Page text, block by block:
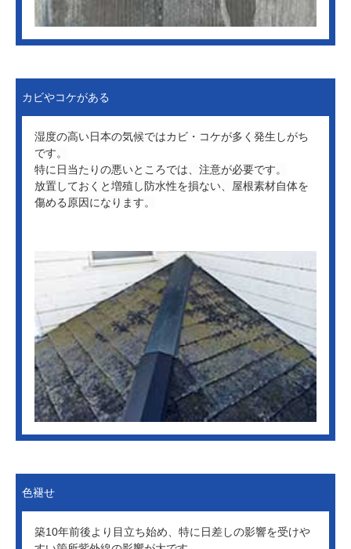
カビやコケがある
湿度の高い日本の気候ではカビ・コケが多く発生しがち
です。
特に日当たりの悪いところでは、注意が必要です。
放置しておくと増殖し防水性を損ない、屋根素材自体を
傷める原因になります。
色褪せ
築10年前後より目立ち始め、特に日差しの影響を受けや